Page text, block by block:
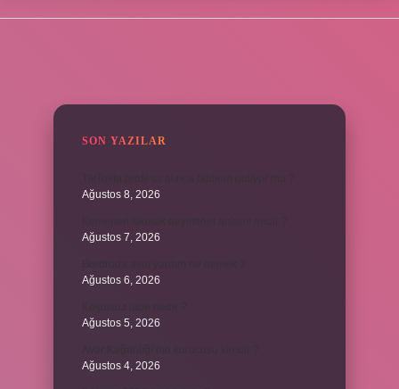
SON YAZILAR
Ağustos 8, 2026
Ağustos 7, 2026
Ağustos 6, 2026
Ağustos 5, 2026
Ağustos 4, 2026